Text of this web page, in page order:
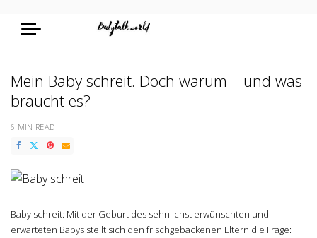
Mein Baby schreit. Doch warum – und was
braucht es?
6 MIN READ
Baby schreit: Mit der Geburt des sehnlichst erwünschten und
erwarteten Babys stellt sich den frischgebackenen Eltern die Frage: